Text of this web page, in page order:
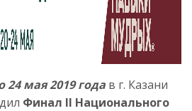
24 мая 2019 года в г. Казани
Финал II Национального